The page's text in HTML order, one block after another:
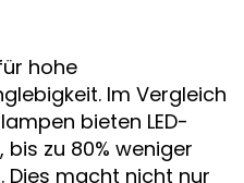
hohe
Im Vergleich
bieten LED-
zu 80% weniger
Dies macht nicht nur